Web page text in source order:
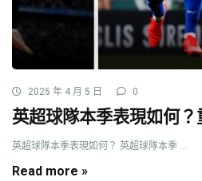
2025 年 4 月 5 日 0
英超球隊本季表現如何
英超球隊本季表現如何？ 英超球隊本季 ...
Read more »